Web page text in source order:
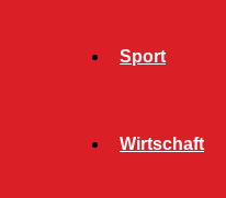
Sport
Wirtschaft